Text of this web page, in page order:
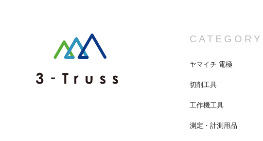
CATEGORY
ヤマイチ 電極
切削工具
工作機工具
測定・計測用品